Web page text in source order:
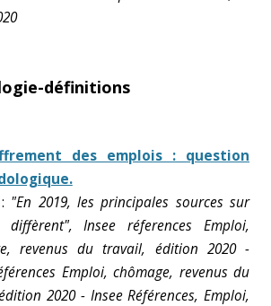
définitions
des emplois : question
: "En 2019, les principales sources sur
diffèrent", Insee réferences Emploi,
revenus du travail, édition 2020 -
Emploi, chômage, revenus du
2020 - Insee Références, Emploi,